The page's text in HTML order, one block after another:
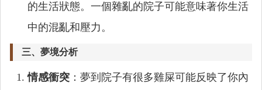
的生活狀態。一個雜亂的院子可能意味著你生活
中的混亂和壓力。
三、夢境分析
情感衝突 ：夢到院子有很多雞屎可能反映了你內